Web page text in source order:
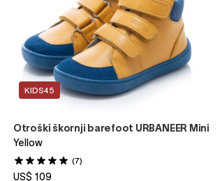
KIDS45
Otroški škornji barefoot URBANEER Mini
Yellow
(7)
US$ 109